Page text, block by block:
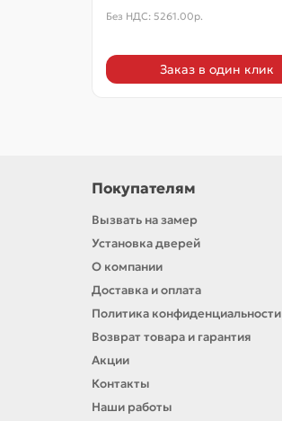
Без НДС: 5261.00р.
Заказ в один клик
Покупателям
Вызвать на замер
Установка дверей
О компании
Доставка и оплата
Политика конфиденциальности
Возврат товара и гарантия
Акции
Контакты
Наши работы